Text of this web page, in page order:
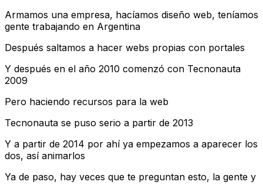
Armamos una empresa, hacíamos diseño web, teníamos
gente trabajando en Argentina
Después saltamos a hacer webs propias con portales
Y después en el año 2010 comenzó con Tecnonauta
2009
Pero haciendo recursos para la web
Tecnonauta se puso serio a partir de 2013
Y a partir de 2014 por ahí ya empezamos a aparecer los
dos, así animarlos
Ya de paso, hay veces que te preguntan esto, la gente y